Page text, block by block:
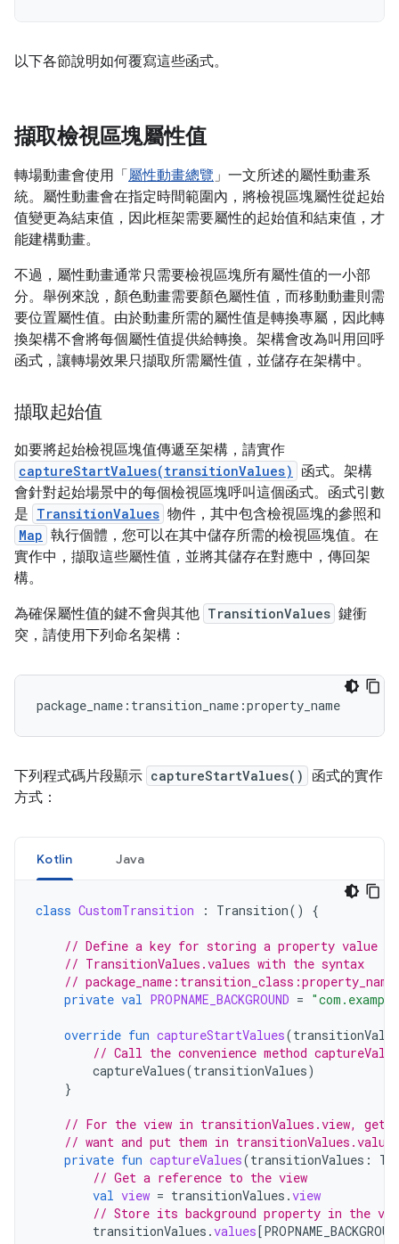
以下各節說明如何覆寫這些函式。
擷取檢視區塊屬性值
轉場動畫會使用「 屬性動畫總覽」一文所述的屬性動畫系
統。屬性動畫會在指定時間範圍內，將檢視區塊屬性從起始
值變更為結束值，因此框架需要屬性的起始值和結束值，才
能建構動畫。
不過，屬性動畫通常只需要檢視區塊所有屬性值的一小部
分。舉例來說，顏色動畫需要顏色屬性值，而移動動畫則需
要位置屬性值。由於動畫所需的屬性值是轉換專屬，因此轉
換架構不會將每個屬性值提供給轉換。架構會改為叫用回呼
函式，讓轉場效果只擷取所需屬性值，並儲存在架構中。
擷取起始值
如要將起始檢視區塊值傳遞至架構，請實作
captureStartValues(transitionValues)
函式。架構
會針對起始場景中的每個檢視區塊呼叫這個函式。函式引數
是 TransitionValues 物件，其中包含檢視區塊的參照和
Map 執行個體，您可以在其中儲存所需的檢視區塊值。在
實作中，擷取這些屬性值，並將其儲存在對應中，傳回架
構。
為確保屬性值的鍵不會與其他 TransitionValues 鍵衝
突，請使用下列命名架構：
package_name:transition_name:property_name
下列程式碼片段顯示 captureStartValues()
函式的實作
方式：
Kotlin Java
class CustomTransition : Transition() {
// Define a key for storing a property value in
// TransitionValues.values with the syntax
//
private val PROPNAME_BACKGROUND =
override fun captureStartValues(
// Call the convenience method
captureValues(transitionValues)
}
// For the view in transitionValues.view, get
// want and put them in transitionValues.values
private fun captureValues(transitionValues :
// Get a reference to the view
val view = transitionValues .view
// Store its background property in the
transitionValues .values[